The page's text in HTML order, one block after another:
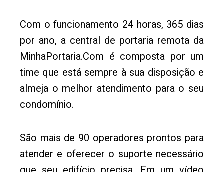
Com o funcionamento 24 horas, 365 dias
por ano, a central de portaria remota da
MinhaPortaria.Com é composta por um
time que está sempre à sua disposição e
almeja o melhor atendimento para o seu
condomínio.
São mais de 90 operadores prontos para
atender e oferecer o suporte necessário